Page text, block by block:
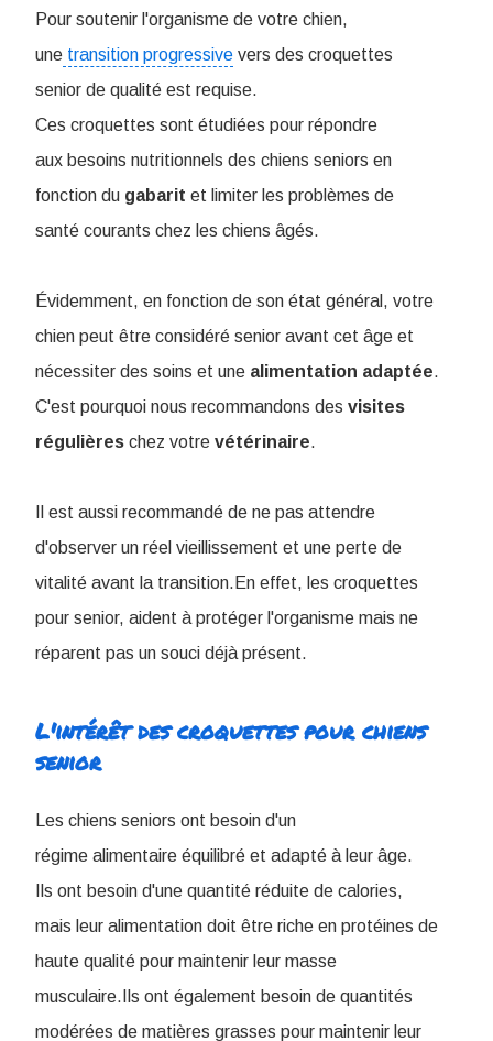
Pour soutenir l'organisme de votre chien,
une transition progressive vers des croquettes
senior de qualité est requise.
Ces croquettes sont étudiées pour répondre
aux besoins nutritionnels des chiens seniors en
fonction du gabarit et limiter les problèmes de
santé courants chez les chiens âgés.
Évidemment, en fonction de son état général, votre
chien peut être considéré senior avant cet âge et
nécessiter des soins et une alimentation adaptée.
C'est pourquoi nous recommandons des visites
régulières chez votre vétérinaire.
Il est aussi recommandé de ne pas attendre
d'observer un réel vieillissement et une perte de
vitalité avant la transition.En effet, les croquettes
pour senior, aident à protéger l'organisme mais ne
réparent pas un souci déjà présent.
L'intérêt des croquettes pour chiens
senior
Les chiens seniors ont besoin d'un
régime alimentaire équilibré et adapté à leur âge.
Ils ont besoin d'une quantité réduite de calories,
mais leur alimentation doit être riche en protéines de
haute qualité pour maintenir leur masse
musculaire.Ils ont également besoin de quantités
modérées de matières grasses pour maintenir leur